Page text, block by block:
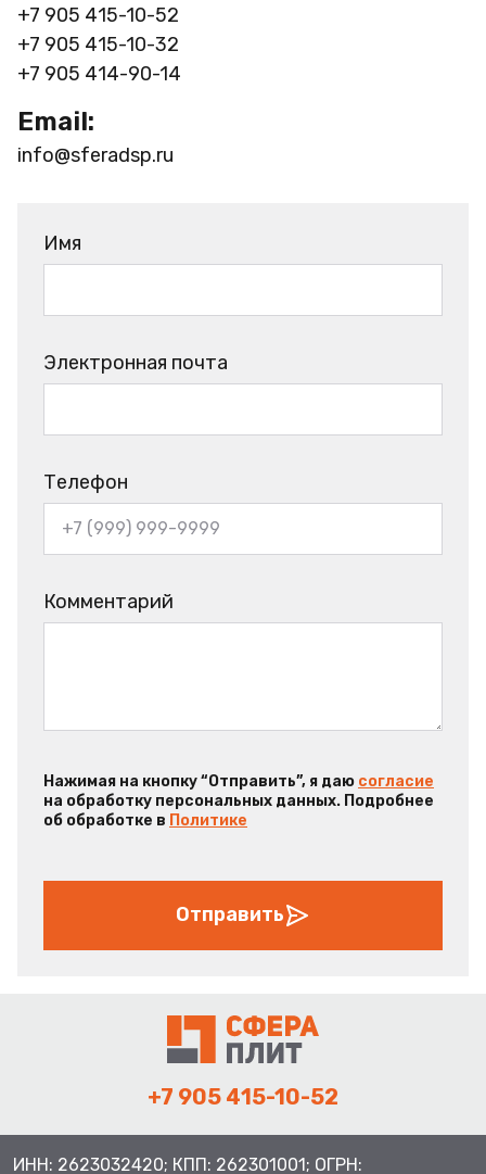
+7 905 415-10-52
+7 905 415-10-32
+7 905 414-90-14
Email:
info@sferadsp.ru
Имя
Электронная почта
Телефон
Комментарий
Нажимая на кнопку “Отправить”, я даю согласие
на обработку персональных данных. Подробнее
об обработке в Политике
Отправить
+7 905 415-10-52
ИНН: 2623032420; КПП: 262301001; ОГРН: